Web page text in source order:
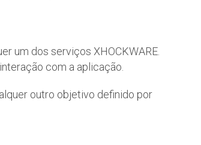
um dos serviços XHOCKWARE.
com a aplicação.
outro objetivo definido por